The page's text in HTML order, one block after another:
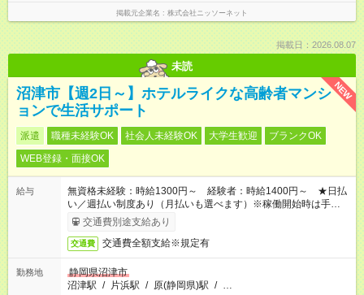
掲載元企業名 株式会社ニッソーネット
掲載日：2026.08.07
未読
NEW
沼津市【週2日～】ホテルライクな高齢者マンシ
ョンで生活サポート
派遣 職種未経験OK 社会人未経験OK 大学生歓迎
ブランクOK
WEB登録・面接OK
給与
無資格未経験：時給1300円～ 経験者：時給1400円～ ★日払
い／週払い制度あり（月払いも選べます）※稼働開始時は手続き
完了次第のお支払いとなります。
交通費別途支給あり
交通費 交通費全額支給※規定有
勤務地
静岡県沼津市
沼津駅 / 片浜駅 / 原(静岡県)駅 / …